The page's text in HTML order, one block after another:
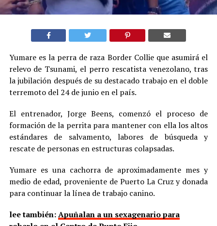
Yumare es la perra de raza Border Collie que asumirá el
relevo de Tsunami, el perro rescatista venezolano, tras
la jubilación después de su destacado trabajo en el doble
terremoto del 24 de junio en el país.
El entrenador, Jorge Beens, comenzó el proceso de
formación de la perrita para mantener con ella los altos
estándares de salvamento, labores de búsqueda y
rescate de personas en estructuras colapsadas.
Yumare es una cachorra de aproximadamente mes y
medio de edad, proveniente de Puerto La Cruz y donada
para continuar la línea de trabajo canino.
lee también:Apuñalan a un sexagenario para